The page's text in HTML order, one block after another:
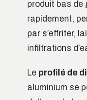
produit bas de
rapidement,
par s’effriter,
infiltrations
Le profilé de
aluminium se